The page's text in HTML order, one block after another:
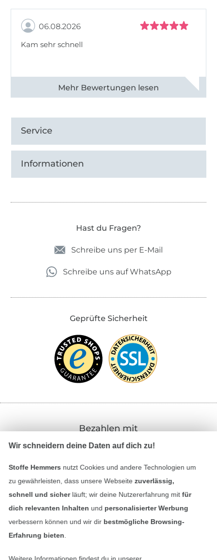
06.08.2026
Kam sehr schnell
Alle 82950 Bewertungen ansehen
Service
Informationen
Hast du Fragen?
Schreibe uns per E-Mail
Schreibe uns auf WhatsApp
Geprüfte Sicherheit
Bezahlen mit
Unsere Versandpartner
Wir schneidern deine Daten auf dich zu!
Stoffe Hemmers nutzt Cookies und andere Technologien um
zu gewährleisten, dass unsere Webseite zuverlässig,
schnell und sicherläuft; wir deine Nutzererfahrung mitfür
dich relevanten Inhalten und personalisierter Werbung
verbessern können und wir dir bestmögliche Browsing-
Erfahrung bieten